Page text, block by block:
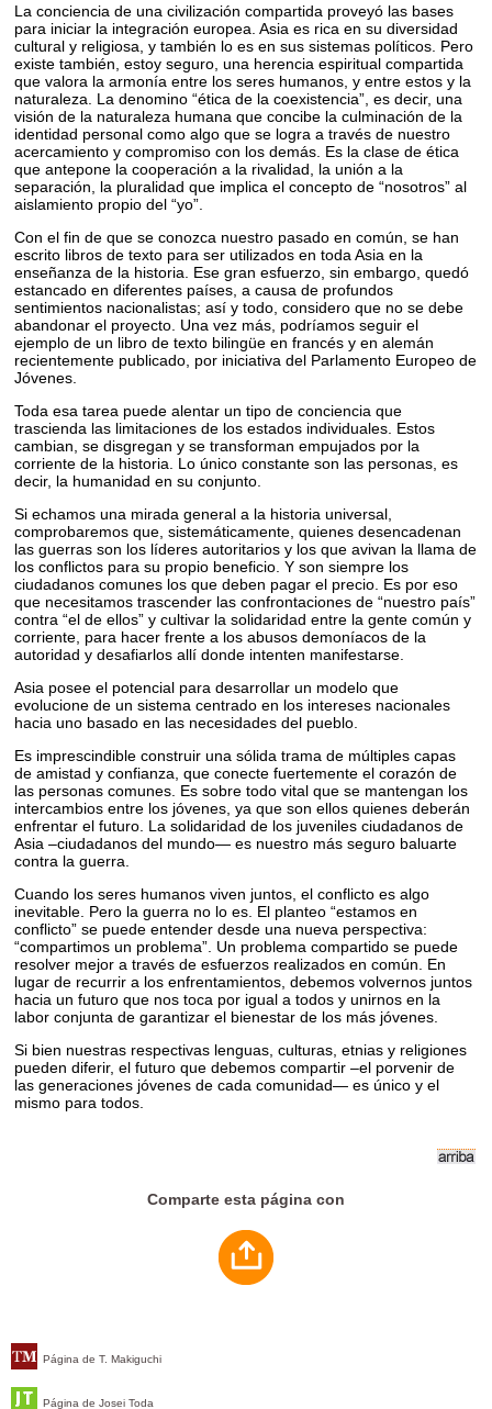
Página de T. Makiguchi
Página de Josei Toda
La conciencia de una civilización compartida proveyó las bases
para iniciar la integración europea. Asia es rica en su diversidad
cultural y religiosa, y también lo es en sus sistemas políticos. Pero
existe también, estoy seguro, una herencia espiritual compartida
que valora la armonía entre los seres humanos, y entre estos y la
naturaleza. La denomino “ética de la coexistencia”, es decir, una
visión de la naturaleza humana que concibe la culminación de la
identidad personal como algo que se logra a través de nuestro
acercamiento y compromiso con los demás. Es la clase de ética
que antepone la cooperación a la rivalidad, la unión a la
separación, la pluralidad que implica el concepto de “nosotros” al
aislamiento propio del “yo”.
Con el fin de que se conozca nuestro pasado en común, se han
escrito libros de texto para ser utilizados en toda Asia en la
enseñanza de la historia. Ese gran esfuerzo, sin embargo, quedó
estancado en diferentes países, a causa de profundos
sentimientos nacionalistas; así y todo, considero que no se debe
abandonar el proyecto. Una vez más, podríamos seguir el
ejemplo de un libro de texto bilingüe en francés y en alemán
recientemente publicado, por iniciativa del Parlamento Europeo de
Jóvenes.
Toda esa tarea puede alentar un tipo de conciencia que
trascienda las limitaciones de los estados individuales. Estos
cambian, se disgregan y se transforman empujados por la
corriente de la historia. Lo único constante son las personas, es
decir, la humanidad en su conjunto.
Si echamos una mirada general a la historia universal,
comprobaremos que, sistemáticamente, quienes desencadenan
las guerras son los líderes autoritarios y los que avivan la llama de
los conflictos para su propio beneficio. Y son siempre los
ciudadanos comunes los que deben pagar el precio. Es por eso
que necesitamos trascender las confrontaciones de “nuestro país”
contra “el de ellos” y cultivar la solidaridad entre la gente común y
corriente, para hacer frente a los abusos demoníacos de la
autoridad y desafiarlos allí donde intenten manifestarse.
Asia posee el potencial para desarrollar un modelo que
evolucione de un sistema centrado en los intereses nacionales
hacia uno basado en las necesidades del pueblo.
Es imprescindible construir una sólida trama de múltiples capas
de amistad y confianza, que conecte fuertemente el corazón de
las personas comunes. Es sobre todo vital que se mantengan los
intercambios entre los jóvenes, ya que son ellos quienes deberán
enfrentar el futuro. La solidaridad de los juveniles ciudadanos de
Asia –ciudadanos del mundo— es nuestro más seguro baluarte
contra la guerra.
Cuando los seres humanos viven juntos, el conflicto es algo
inevitable. Pero la guerra no lo es. El planteo “estamos en
conflicto” se puede entender desde una nueva perspectiva:
“compartimos un problema”. Un problema compartido se puede
resolver mejor a través de esfuerzos realizados en común. En
lugar de recurrir a los enfrentamientos, debemos volvernos juntos
hacia un futuro que nos toca por igual a todos y unirnos en la
labor conjunta de garantizar el bienestar de los más jóvenes.
Si bien nuestras respectivas lenguas, culturas, etnias y religiones
pueden diferir, el futuro que debemos compartir –el porvenir de
las generaciones jóvenes de cada comunidad— es único y el
mismo para todos.
Comparte esta página con